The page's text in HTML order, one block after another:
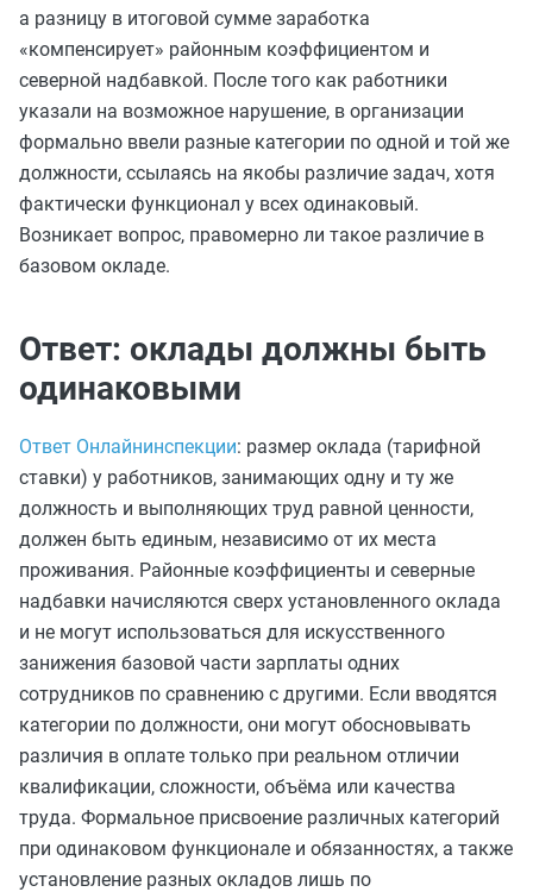
а разницу в итоговой сумме заработка
«компенсирует» районным коэффициентом и
северной надбавкой. После того как работники
указали на возможное нарушение, в организации
формально ввели разные категории по одной и той же
должности, ссылаясь на якобы различие задач, хотя
фактически функционал у всех одинаковый.
Возникает вопрос, правомерно ли такое различие в
базовом окладе.
Ответ: оклады должны быть
одинаковыми
Ответ Онлайнинспекции: размер оклада (тарифной
ставки) у работников, занимающих одну и ту же
должность и выполняющих труд равной ценности,
должен быть единым, независимо от их места
проживания. Районные коэффициенты и северные
надбавки начисляются сверх установленного оклада
и не могут использоваться для искусственного
занижения базовой части зарплаты одних
сотрудников по сравнению с другими. Если вводятся
категории по должности, они могут обосновывать
различия в оплате только при реальном отличии
квалификации, сложности, объёма или качества
труда. Формальное присвоение различных категорий
при одинаковом функционале и обязанностях, а также
установление разных окладов лишь по